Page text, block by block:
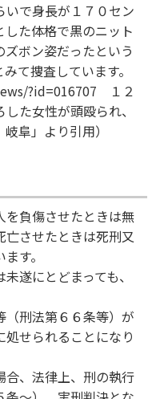
で身長が１７０セン
た体格で黒のニット
ボン姿だったという
て捜査しています。
?id=016707 １２
た女性が頭殴られ、
阜」より引用）
を負傷させたときは無
させたときは死刑又
す。
遂にとどまっても、
刑法第６６条等）が
せられることになり
合、法律上、刑の執行